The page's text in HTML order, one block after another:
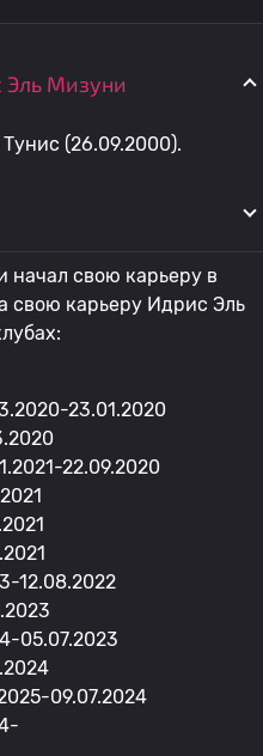
Эль Мизуни
(26.09.2000).
начал свою карьеру в
свою карьеру Идрис Эль
23.01.2020
22.09.2020
12.08.2022
05.07.2023
09.07.2024